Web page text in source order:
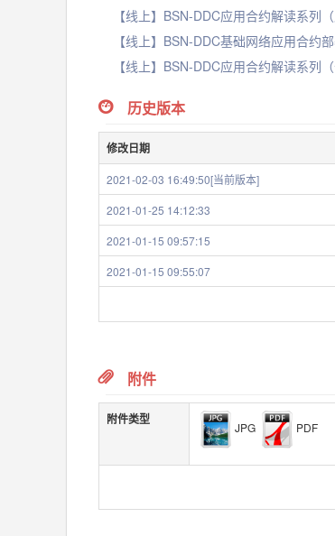
历史版本
修改日期
2021-02-03 16:49:50[当前版本]
2021-01-25 14:12:33
2021-01-15 09:57:15
2021-01-15 09:55:07
附件
附件类型
JPG PDF